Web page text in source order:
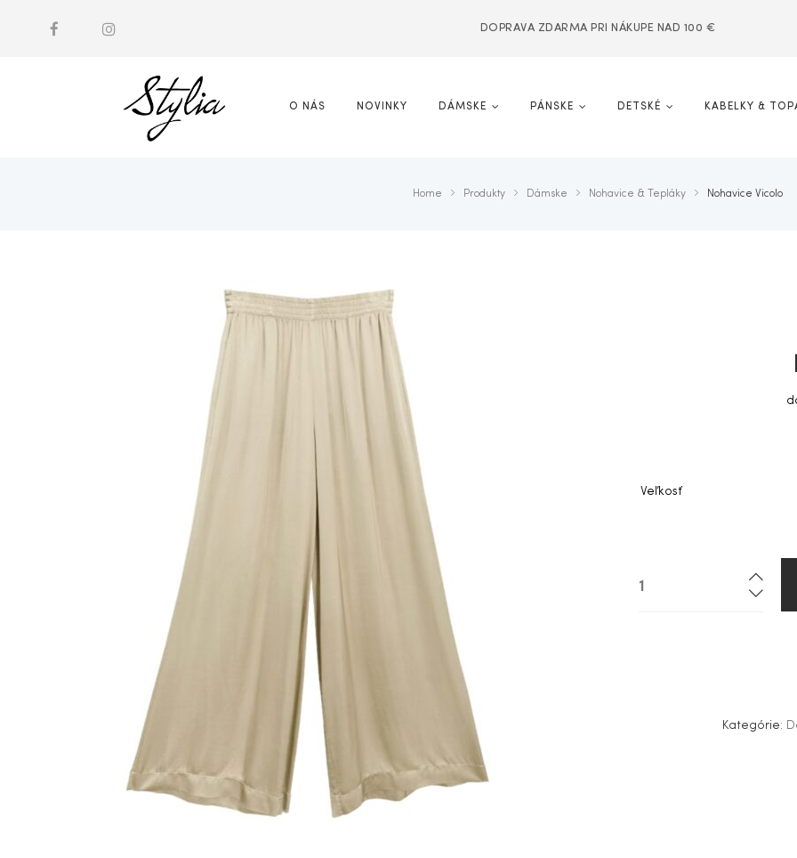
DOPRAVA ZDARMA PRI NÁKUPE NAD 100 €
O NÁS NOVINKY DÁMSKE PÁNSKE DETSKÉ KABELKY &
Home Produkty Dámske Nohavice & Tepláky Nohavice Vicolo
Veľkosť
Kategórie: